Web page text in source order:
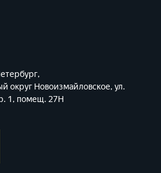
округ Новоизмайловское, ул.
1, помещ. 27Н